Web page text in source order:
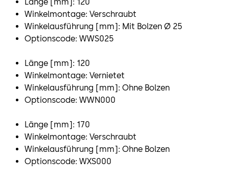
Winkelmontage: Verschraubt
Winkelausführung [mm]: Mit Bolzen Ø 25
Optionscode: WWS025
Länge [mm]: 120
Winkelmontage: Vernietet
Winkelausführung [mm]: Ohne Bolzen
Optionscode: WWN000
Länge [mm]: 170
Winkelmontage: Verschraubt
Winkelausführung [mm]: Ohne Bolzen
Optionscode: WXS000